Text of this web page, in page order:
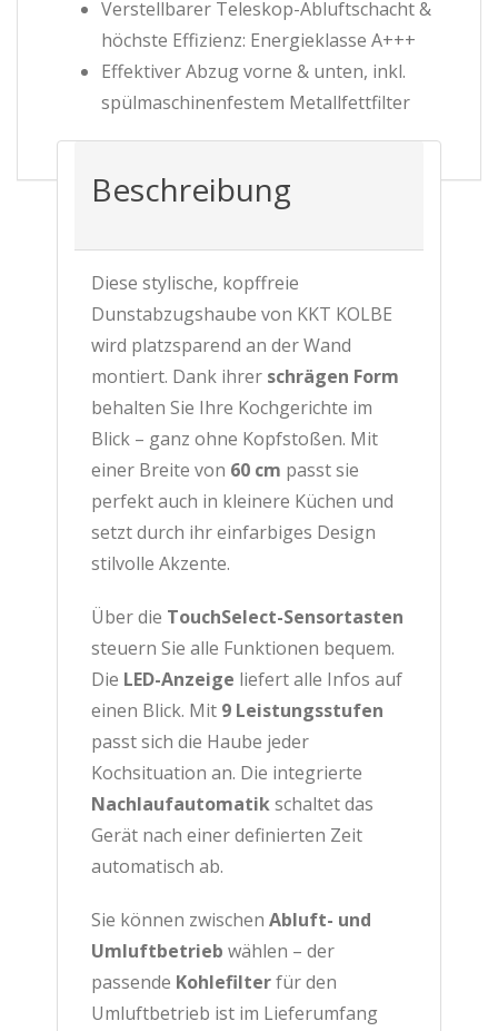
Verstellbarer Teleskop-Abluftschacht &
höchste Effizienz: Energieklasse A+++
Effektiver Abzug vorne & unten, inkl.
spülmaschinenfestem Metallfettfilter
Beschreibung
Diese stylische, kopffreie
Dunstabzugshaube von KKT KOLBE
wird platzsparend an der Wand
montiert. Dank ihrer schrägen Form
behalten Sie Ihre Kochgerichte im
Blick – ganz ohne Kopfstoßen. Mit
einer Breite von 60 cm passt sie
perfekt auch in kleinere Küchen und
setzt durch ihr einfarbiges Design
stilvolle Akzente.
Über die TouchSelect-Sensortasten
steuern Sie alle Funktionen bequem.
Die LED-Anzeige liefert alle Infos auf
einen Blick. Mit 9 Leistungsstufen
passt sich die Haube jeder
Kochsituation an. Die integrierte
Nachlaufautomatikschaltet das
Gerät nach einer definierten Zeit
automatisch ab.
Sie können zwischen Abluft- und
Umluftbetrieb wählen – der
passende Kohlefilterfür den
Umluftbetrieb ist im Lieferumfang